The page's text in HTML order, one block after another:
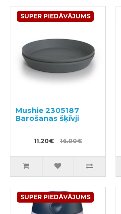
SUPER PIEDĀVĀJUMS
Mushie 2305187
Barošanas šķīvji
11.20€ 16.00€
SUPER PIEDĀVĀJUMS